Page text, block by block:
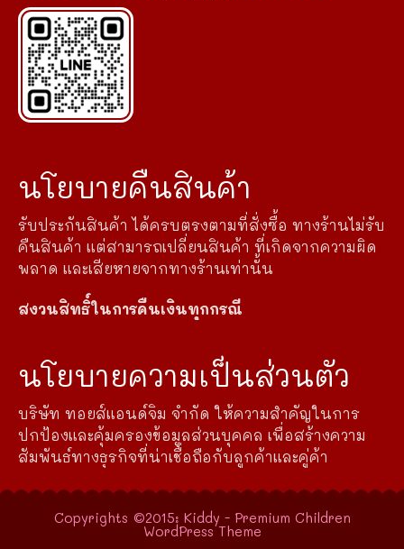
นโยบายคืนสินค้า
รับประกันสินค้า ได้ครบตรงตามที่สั่งซื้อ ทางร้านไม่รับ
คืนสินค้า แต่สามารถเปลี่ยนสินค้า ที่เกิดจากความผิด
พลาด และเสียหายจากทางร้านเท่านั้น
สงวนสิทธิ์ในการคืนเงินทุกกรณี
นโยบายความเป็นส่วนตัว
บริษัท ทอยส์แอนด์จิม จำกัด ให้ความสำคัญในการ
ปกป้องและคุ้มครองข้อมูลส่วนบุคคล เพื่อสร้างความ
สัมพันธ์ทางธุรกิจที่น่าเชื่อถือกับลูกค้าและคู่ค้า
Copyrights ©2015: Kiddy - Premium Children
WordPress Theme